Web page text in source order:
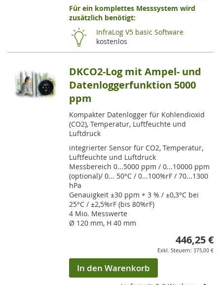
Für ein komplettes Messsystem wird
zusätzlich benötigt:
InfraLog V5 basic Software
kostenlos
DKCO2-Log mit Ampel- und
Datenloggerfunktion 5000
ppm
Kompakter Datenlogger für Kohlendioxid
(CO2), Temperatur, Luftfeuchte und
Luftdruck
integrierter Sensor für CO2, Temperatur,
Luftfeuchte und Luftdruck
Messbereich 0...5000 ppm / 0...10000 ppm
(optional)/ 0... 50°C / 0...100%rF / 70...1300
hPa
Genauigkeit ±30 ppm + 3 % / ±0,3°C bei
25°C / ±2,5%rF (bis 80%rF)
4 Mio. Messwerte
Ø 120 mm, H 40 mm
446,25 €
375,00 €
In den Warenkorb